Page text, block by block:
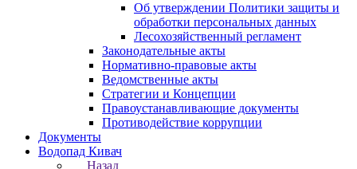
Об утверждении Политики защиты и
обработки персональных данных
Лесохозяйственный регламент
Законодательные акты
Нормативно-правовые акты
Ведомственные акты
Стратегии и Концепции
Правоустанавливающие документы
Противодействие коррупции
Документы
Водопад Кивач
Назад